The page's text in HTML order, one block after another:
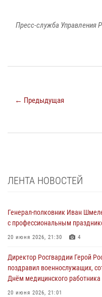
Пресс-служба Управления
← Предыдущая
ЛЕНТА НОВОСТЕЙ
Генерал-полковник Иван
с профессиональным
20 июня 2026, 21:30 4
Директор Росгвардии Герой
поздравил военнослужащих,
Днём медицинского работника
20 июня 2026, 21:01